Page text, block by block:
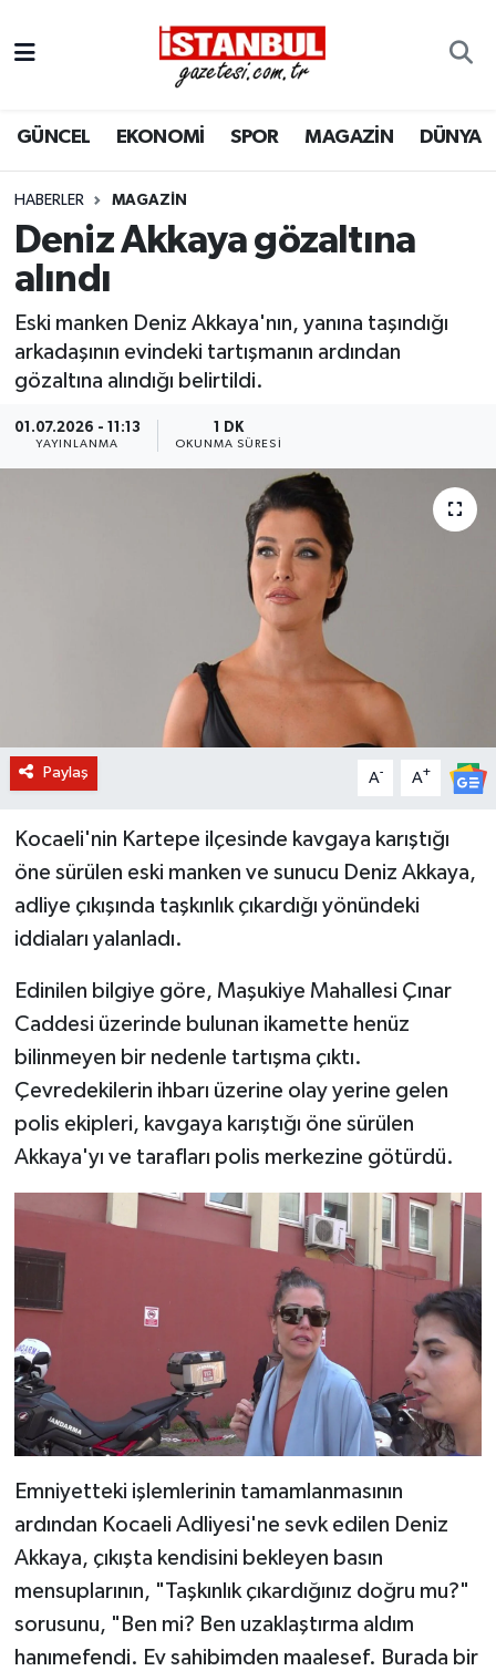
GÜNCEL EKONOMİ SPOR MAGAZİN DÜNYA
HABERLER MAGAZIN
Deniz Akkaya gözaltına
alındı
Eski manken Deniz Akkaya'nın, yanına taşındığı
arkadaşının evindeki tartışmanın ardından
gözaltına alındığı belirtildi.
01.07.2026 - 11:13
YAYINLANMA
1 DK
OKUNMA SÜRESI
Paylaş A- A+
Kocaeli'nin Kartepe ilçesinde kavgaya karıştığı
öne sürülen eski manken ve sunucu Deniz Akkaya,
adliye çıkışında taşkınlık çıkardığı yönündeki
iddiaları yalanladı.
Edinilen bilgiye göre, Maşukiye Mahallesi Çınar
Caddesi üzerinde bulunan ikamette henüz
bilinmeyen bir nedenle tartışma çıktı.
Çevredekilerin ihbarı üzerine olay yerine gelen
polis ekipleri, kavgaya karıştığı öne sürülen
Akkaya'yı ve tarafları polis merkezine götürdü.
Emniyetteki işlemlerinin tamamlanmasının
ardından Kocaeli Adliyesi'ne sevk edilen Deniz
Akkaya, çıkışta kendisini bekleyen basın
mensuplarının, "Taşkınlık çıkardığınız doğru mu?"
sorusunu, "Ben mi? Ben uzaklaştırma aldım
hanımefendi. Ev sahibimden maalesef. Burada bir
EKONOMİ
İSTANBUL
DÜNYA
MAGAZİN
KÜLTÜR SANAT
Nöbetçi Eczaneler
Hava Durumu
Trafik Durumu
Süper Lig Puan Durumu ve Fikstür
Son Dakika Haberleri
Haber Arşivi